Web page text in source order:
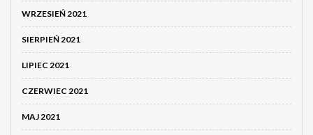
WRZESIEŃ 2021
SIERPIEŃ 2021
LIPIEC 2021
CZERWIEC 2021
MAJ 2021